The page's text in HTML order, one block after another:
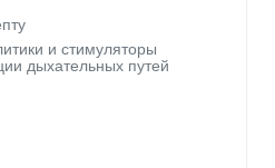
и стимуляторы
дыхательных путей